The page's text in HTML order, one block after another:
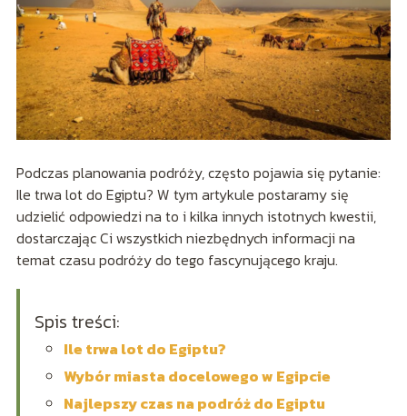
Podczas planowania podróży, często pojawia się pytanie:
Ile trwa lot do Egiptu? W tym artykule postaramy się
udzielić odpowiedzi na to i kilka innych istotnych kwestii,
dostarczając Ci wszystkich niezbędnych informacji na
temat czasu podróży do tego fascynującego kraju.
Spis treści:
Ile trwa lot do Egiptu?
Wybór miasta docelowego w Egipcie
Najlepszy czas na podróż do Egiptu